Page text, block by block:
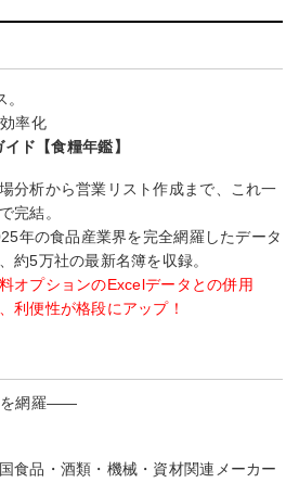
率化
ド【食糧年鑑】
分析から営業リスト作成まで、これ一
完結。
年の食品産業界を完全網羅したデータ
約5万社の最新名簿を収録。
オプションのExcelデータとの併用
利便性が格段にアップ！
を網羅――
食品・酒類・機械・資材関連メーカー